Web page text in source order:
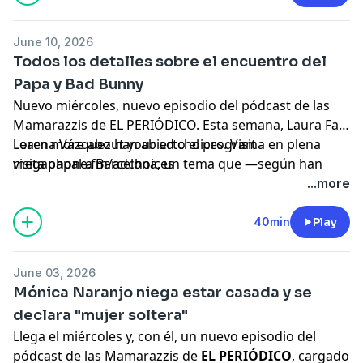
elregreso de la infanta Cristina a España
la salida de Lydia Rodríguez y las nuevas fotografías
deShakira junto al actor Manuel García Rulfo.
June 10, 2026
Todos los detalles sobre el encuentro del
Papa y Bad Bunny
Nuevo miércoles, nuevo episodio del pódcast de las
Mamarazzis de EL PERIÓDICO. Esta semana, Laura Fa y
Lorena Vázquez han abierto el programa en plena
visita papal a Barcelona, un tema que —según han
dejado caer— se ha hecho incluso más pesado que la
agnósticas confesas, han seguido el despliegue desde
cierta distancia espiritual, aunque con una premisa
Learn more about your ad choices. Visit
megaphone.fm/adchoices
...more
40min Play
June 03, 2026
Mónica Naranjo niega estar casada y se
declara "mujer soltera"
Llega el miércoles y, con él, un nuevo episodio del
pódcast de las Mamarazzis de EL PERIÓDICO, cargado